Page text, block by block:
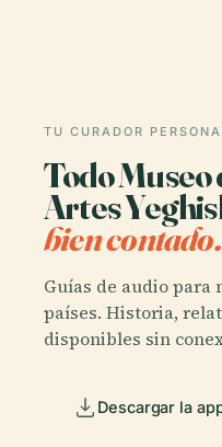
TU CURADOR
Todo
Artes
bien contado.
Guías de audio para
países. Historia,
disponibles sin
Descargar la